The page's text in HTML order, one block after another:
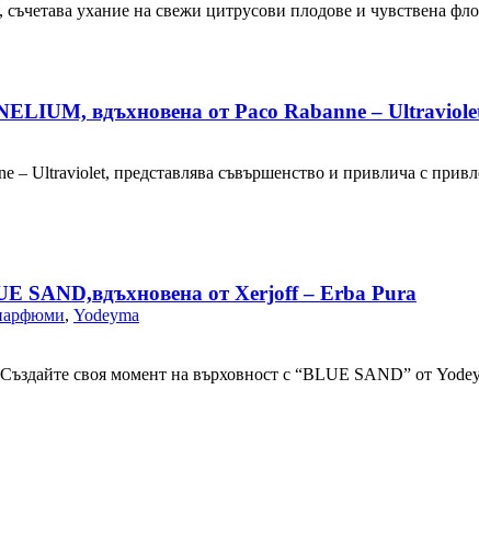
ухание на свежи цитрусови плодове и чувствена
вдъхновена от Paco Rabanne –
– Ultraviolet, представлява съвършенство и привлича с
SAND,вдъхновена от Xerjoff – Erba Pura
, Yodeyma
своя момент на върховност с “BLUE SAND” от